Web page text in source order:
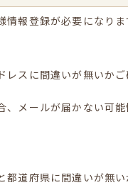
報登録が必要になりま
レスに間違いが無いか
、メールが届かない可
都道府県に間違いが無い